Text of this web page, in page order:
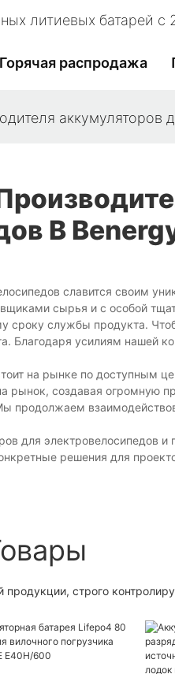
литиевых батарей с
Горячая распродажа
аккумуляторов
В
славится своим
сырья и с особой
сроку службы продукта.
Благодаря усилиям нашей
на рынке по доступным
рынок, создавая огромную
продолжаем
для
решения для
продукции, строго